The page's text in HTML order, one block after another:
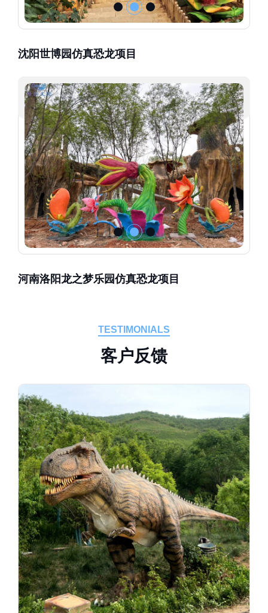
沈阳世博园仿真恐龙项目
河南洛阳龙之梦乐园仿真恐龙项目
TESTIMONIALS
客户反馈